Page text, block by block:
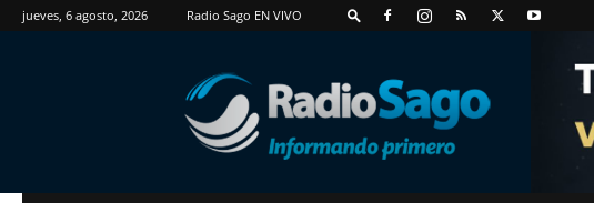
jueves, 6 agosto, 2026 Radio Sago EN VIVO
RadioSago